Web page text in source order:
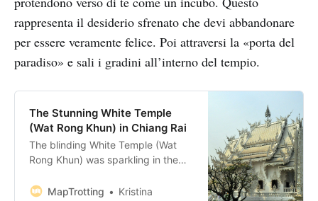
rappresenta il desiderio sfrenato che devi abbandonare
per essere veramente felice. Poi attraversi la «porta del
paradiso» e sali i gradini all’interno del tempio.
The Stunning White Temple
(Wat Rong Khun) in Chiang Rai
The blinding White Temple (Wat
Rong Khun) was sparkling in the
a rather unexpected sight to
MapTrotting Kristina